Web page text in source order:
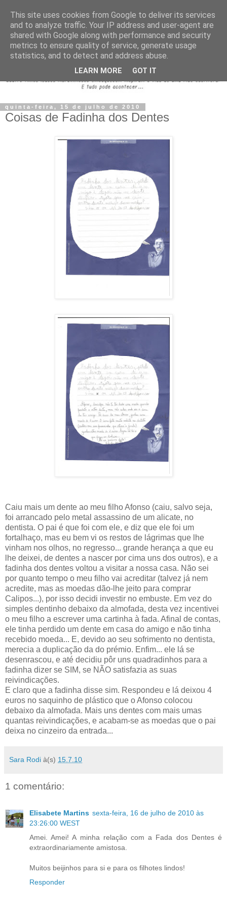
quinta-feira, 15 de julho de 2010
Coisas de Fadinha dos Dentes
Caiu mais um dente ao meu filho Afonso (caiu, salvo seja,
foi arrancado pelo metal assassino de um alicate, no
dentista. O pai é que foi com ele, e diz que ele foi um
fortalhaço, mas eu bem vi os restos de lágrimas que lhe
vinham nos olhos, no regresso... grande herança a que eu
lhe deixei, de dentes a nascer por cima uns dos outros), e a
fadinha dos dentes voltou a visitar a nossa casa. Não sei
por quanto tempo o meu filho vai acreditar (talvez já nem
acredite, mas as moedas dão-lhe jeito para comprar
Calipos...), por isso decidi investir no embuste. Em vez do
simples dentinho debaixo da almofada, desta vez incentivei
o meu filho a escrever uma cartinha à fada. Afinal de contas,
ele tinha perdido um dente em casa do amigo e não tinha
recebido moeda... E, devido ao seu sofrimento no dentista,
merecia a duplicação da do prémio. Enfim... ele lá se
desenrascou, e até decidiu pôr uns quadradinhos para a
fadinha dizer se SIM, se NÃO satisfazia as suas
reivindicações.
E claro que a fadinha disse sim. Respondeu e lá deixou 4
euros no saquinho de plástico que o Afonso colocou
debaixo da almofada. Mais uns dentes com mais umas
quantas reivindicações, e acabam-se as moedas que o pai
deixa no cinzeiro da entrada...
Sara Rodi à(s) 15.7.10
1 comentário:
Elisabete Martins sexta-feira, 16 de julho de 2010 às
23:26:00 WEST
Amei. Amei! A minha relação com a Fada dos Dentes é
extraordinariamente amistosa.
Muitos beijinhos para si e para os filhotes lindos!
Responder
This site uses cookies from Google to deliver its services
and to analyze traffic. Your IP address and user-agent are
shared with Google along with performance and security
metrics to ensure quality of service, generate usage
statistics, and to detect and address abuse.
LEARN MORE GOT IT